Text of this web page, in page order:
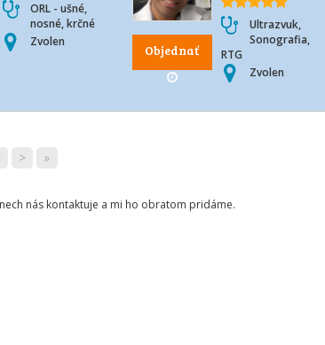
ORL - ušné,
nosné, krčné
Zvolen
Objednať
Ultrazvuk,
Sonografia,
RTG
Zvolen
> »
nás kontaktuje a mi ho obratom pridáme.